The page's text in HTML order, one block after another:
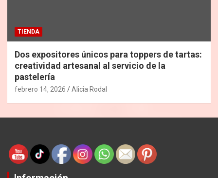
TIENDA
Dos expositores únicos para toppers de tartas:
creatividad artesanal al servicio de la
pastelería
febrero 14, 2026 Alicia Rodal